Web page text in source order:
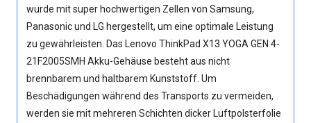
wurde mit super hochwertigen Zellen von Samsung,
Panasonic und LG hergestellt, um eine optimale Leistung
zu gewährleisten. Das Lenovo ThinkPad X13 YOGA GEN 4-
21F2005SMH Akku-Gehäuse besteht aus nicht
brennbarem und haltbarem Kunststoff. Um
Beschädigungen während des Transports zu vermeiden,
werden sie mit mehreren Schichten dicker Luftpolsterfolie